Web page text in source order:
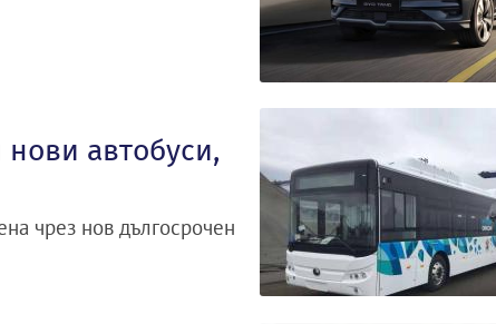
автобуси,
чрез нов дългосрочен